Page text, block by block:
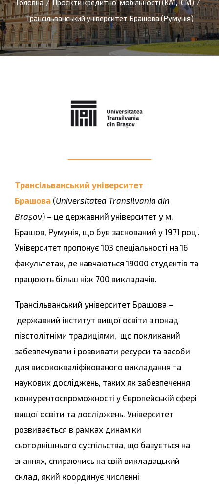
Головна / Проєкти кредитної мобільності (KA1, ICM) /
Трансільванський університет Брашова (Румунія)
Трансільванський університет
Брашова (Universitatea Transilvania din
Brașov) – це державний університет у м.
Брашов, Румунія, що був заснований у 1971 році.
Університет пропонує 103 спеціальності на 16
факультетах, де навчаються 19000 студентів та
працюють більш ніж 700 викладачів.
Трансільванський університет Брашова –
державний інститут вищої освіти з понад
півстолітніми традиціями, що покликаний
забезпечувати і розвивати ресурси та засоби
для висококваліфікованого викладання та
наукових досліджень, таких як забезпечення
конкурентоспроможності у Європейській сфері
вищої освіти та досліджень. Університет
розвивається в рамках динаміки
сьогоднішнього суспільства, що базується на
знаннях, спираючись на свій викладацький
склад, який координує численні